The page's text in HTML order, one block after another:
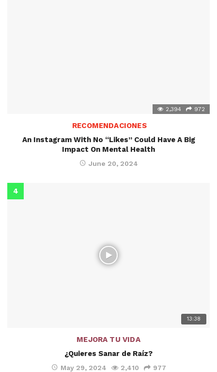
2,394 972
RECOMENDACIONES
An Instagram With No “Likes” Could Have A Big
Impact On Mental Health
June 20, 2024
13:38
MEJORA TU VIDA
¿Quieres Sanar de Raíz?
May 29, 2024 2,410 977